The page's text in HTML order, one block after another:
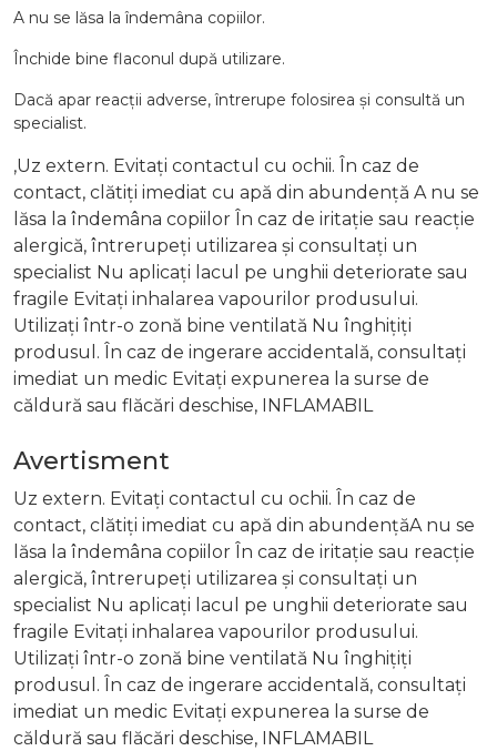
A nu se lăsa la îndemâna copiilor.
Închide bine flaconul după utilizare.
Dacă apar reacții adverse, întrerupe folosirea și consultă un
specialist.
,Uz extern. Evitați contactul cu ochii. În caz de
contact, clătiți imediat cu apă din abundență A nu se
lăsa la îndemâna copiilor În caz de iritație sau reacție
alergică, întrerupeți utilizarea și consultați un
specialist Nu aplicați lacul pe unghii deteriorate sau
fragile Evitați inhalarea vapourilor produsului.
Utilizați într-o zonă bine ventilată Nu înghițiți
produsul. În caz de ingerare accidentală, consultați
imediat un medic Evitați expunerea la surse de
căldură sau flăcări deschise, INFLAMABIL
Avertisment
Uz extern. Evitați contactul cu ochii. În caz de
contact, clătiți imediat cu apă din abundențăA nu se
lăsa la îndemâna copiilor În caz de iritație sau reacție
alergică, întrerupeți utilizarea și consultați un
specialist Nu aplicați lacul pe unghii deteriorate sau
fragile Evitați inhalarea vapourilor produsului.
Utilizați într-o zonă bine ventilată Nu înghițiți
produsul. În caz de ingerare accidentală, consultați
imediat un medic Evitați expunerea la surse de
căldură sau flăcări deschise, INFLAMABIL